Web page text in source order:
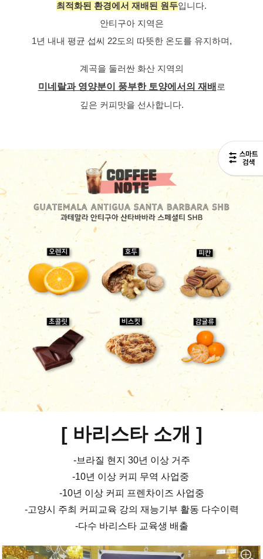
최적화된 환경에서 재배된 원두입니다.
안티구아 지역은
1년 내내 평균 섭씨 22도의 따뜻한 온도를 유지하며,
계곡을 둘러싼 화산 지역의
미네랄과 영양분이 풍부한 토양에서의 재배 로
깊은 커피맛을 선사합니다.
[ 바리스타 소개 ]
-브라질 현지 30년 이상 거주
-10년 이상 커피 무역 사업중
-10년 이상 커피 프렌차이즈 사업중
-고양시 주최 커피교육 강의 재능기부 활동 다수이력
-다수 바리스타 교육생 배출